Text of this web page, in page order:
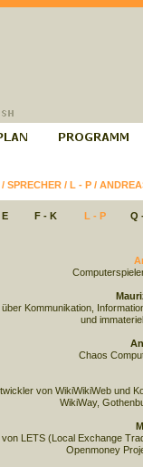
SPRECHER/ L - P/
F - K L - P Q
Kommunikation,
und
Chaos
von WikiWikiWeb und
WikiWay,
von LETS (Local Exchange
Openmoney